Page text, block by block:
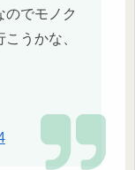
のでモノク
うかな、